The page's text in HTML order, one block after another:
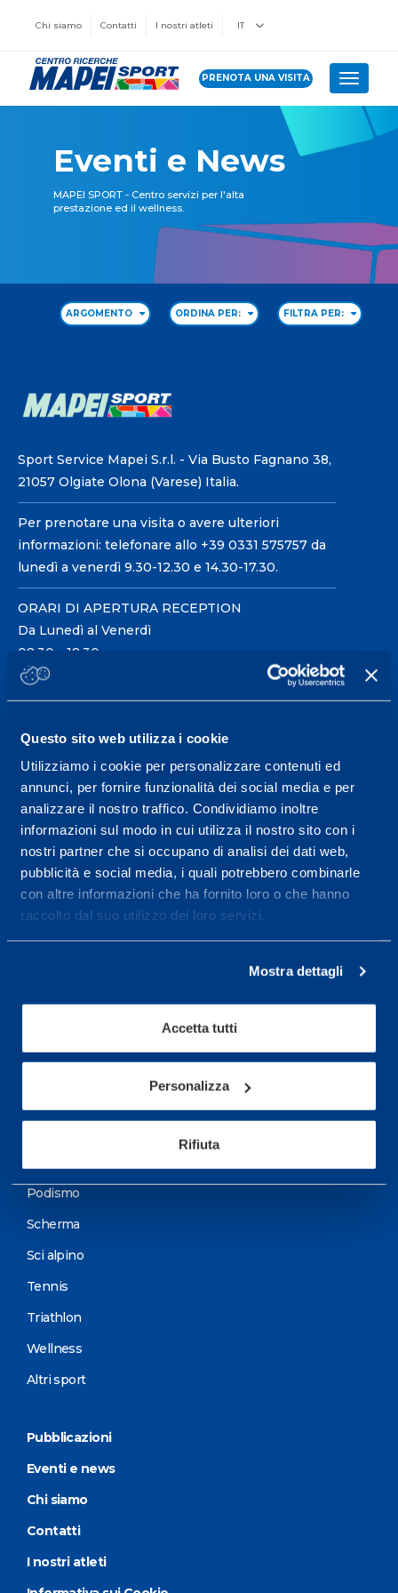
Questo sito web utilizza i cookie
Utilizziamo i cookie per personalizzare contenuti ed
annunci, per fornire funzionalità dei social media e per
analizzare il nostro traffico. Condividiamo inoltre
informazioni sul modo in cui utilizza il nostro sito con i
nostri partner che si occupano di analisi dei dati web,
pubblicità e social media, i quali potrebbero combinarle
con altre informazioni che ha fornito loro o che hanno
raccolto dal suo utilizzo dei loro servizi.
Mostra dettagli
Accetta tutti
Personalizza
Rifiuta
Chi siamo Contatti I nostri atleti IT
PRENOTA UNA VISITA Toggle
Eventi e News
MAPEI SPORT - Centro servizi per l'alta
prestazione ed il wellness.
ARGOMENTO ORDINA PER: FILTRA PER:
Sport Service Mapei S.r.l. - Via Busto Fagnano 38,
21057 Olgiate Olona (Varese) Italia.
Per prenotare una visita o avere ulteriori
informazioni: telefonare allo +39 0331 575757 da
lunedì a venerdì 9.30-12.30 e 14.30-17.30.
ORARI DI APERTURA RECEPTION
Da Lunedì al Venerdì
08.30 - 18.30
Centro servizi per l'alta
prestazione ed il
wellness.
Maggiori informazioni
Servizi
Servizi Medici
Test di valutazione
Podismo
Scherma
Sci alpino
Tennis
Triathlon
Wellness
Altri sport
Pubblicazioni
Eventi e news
Chi siamo
Contatti
I nostri atleti